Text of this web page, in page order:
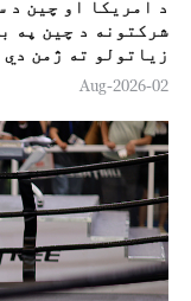
د امریکا او چین د
شرکتونه د چین په
زياتولو ته ژمن دي
02-Aug-2026